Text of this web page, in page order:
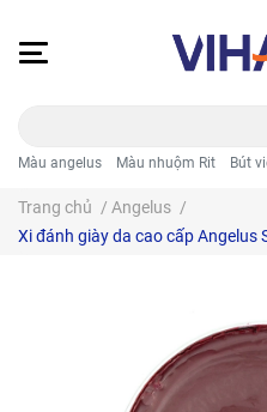
Màu angelus Màu nhuộm Rit Bút
Trang chủ / Angelus /
Xi đánh giày da cao cấp Angelus